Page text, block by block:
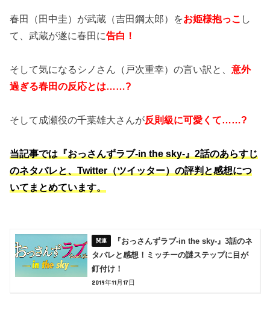
春田（田中圭）が武蔵（吉田鋼太郎）をお姫様抱っこ し
て、武蔵が遂に春田に告白！
そして気になるシノさん（戸次重幸）の言い訳と、意外
過ぎる春田の反応とは……?
そして成瀬役の千葉雄大さんが反則級に可愛くて……?
当記事では『おっさんずラブ-in the sky-』2話のあらすじ
のネタバレと、Twitter（ツイッター）の評判と感想につ
いてまとめています。
『おっさんずラブ-in the sky-』3話のネ
タバレと感想！ミッチーの謎ステップに目が
釘付け！
2019年11月17日